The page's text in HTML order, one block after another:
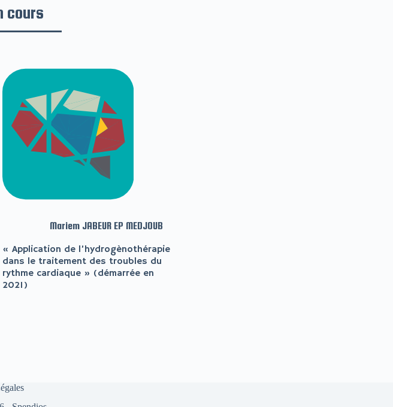
cours
Mariem JABEUR EP MEDJOUB
« Application de l’hydrogènothérapie
dans le traitement des troubles du
rythme cardiaque » (démarrée en
2021)